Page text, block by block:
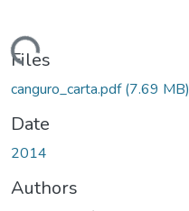
Loading...
Files
canguro_carta.pdf(7.69 MB)
Date
2014
Authors